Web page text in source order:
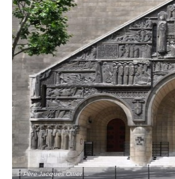
© Père Jacques Ollier